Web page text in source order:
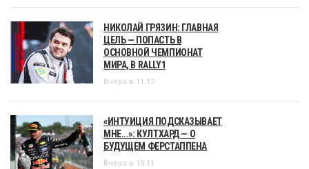
НИКОЛАЙ ГРЯЗИН: ГЛАВНАЯ
ЦЕЛЬ — ПОПАСТЬ В
ОСНОВНОЙ ЧЕМПИОНАТ
МИРА, В RALLY1
Вчера в 11:12
«ИНТУИЦИЯ ПОДСКАЗЫВАЕТ
МНЕ...»: КУЛТХАРД — О
БУДУЩЕМ ФЕРСТАППЕНА
Вчера в 10:11